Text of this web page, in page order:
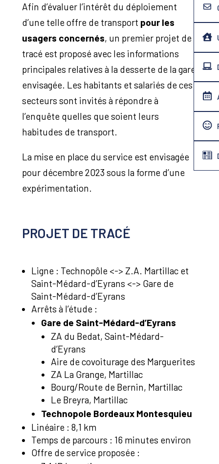
Afin d’évaluer l’intérêt du déploiement
d’une telle offre de transport pour les
usagers concernés, un premier projet de
tracé est proposé avec les informations
principales relatives à la desserte de la gare
envisagée. Les habitants et salariés de ces
secteurs sont invités à répondre à
l’enquête quelles que soient leurs
habitudes de transport.
La mise en place du service est envisagée
pour décembre 2023 sous la forme d’une
expérimentation.
PROJET DE TRACÉ
Ligne : Technopôle <-> Z.A. Martillac et
Saint-Médard-d’Eyrans <-> Gare de
Saint-Médard-d’Eyrans
Arrêts à l’étude :
Gare de Saint-Médard-d’Eyrans
ZA du Bedat, Saint-Médard-
d’Eyrans
Aire de covoiturage des Marguerites
ZA La Grange, Martillac
Bourg/Route de Bernin, Martillac
Le Breyra, Martillac
Technopole Bordeaux Montesquieu
Linéaire : 8,1 km
Temps de parcours : 16 minutes environ
Offre de service proposée :